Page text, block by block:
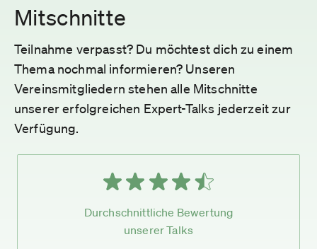
Mitschnitte
Teilnahme verpasst? Du möchtest dich zu einem
Thema nochmal informieren? Unseren
Vereinsmitgliedern stehen alle Mitschnitte
unserer erfolgreichen Expert-Talks jederzeit zur
Verfügung.
Durchschnittliche Bewertung
unserer Talks